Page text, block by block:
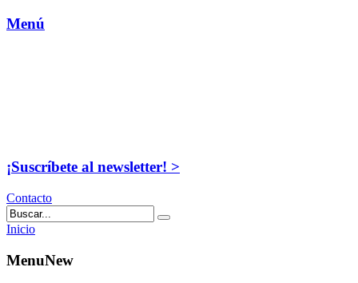
Menú
¡Suscríbete al newsletter! >
Contacto
Inicio
MenuNew